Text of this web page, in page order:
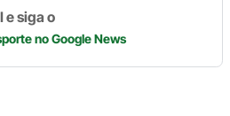
e siga o
no Google News